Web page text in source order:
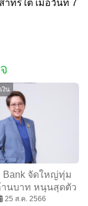
าทรใต้ เมื่อวันที่ 7
งิน
Bank จัดใหญ่ทุ่ม
านบาท หนุนสุดตัว
เอ็มอีถึงแหล่งทุน
25 ส.ค. 2566